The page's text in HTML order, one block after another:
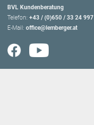
BVL Kundenberatung
Telefon: +43 / (0)650 / 33 24 997
E-Mail: office@lemberger.at